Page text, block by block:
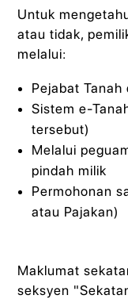
Untuk
atau tidak,
melalui:
Pejabat
Sistem e-
tersebut)
Melalui
pindah milik
Permohonan
atau Pajakan)
Maklumat
seksyen